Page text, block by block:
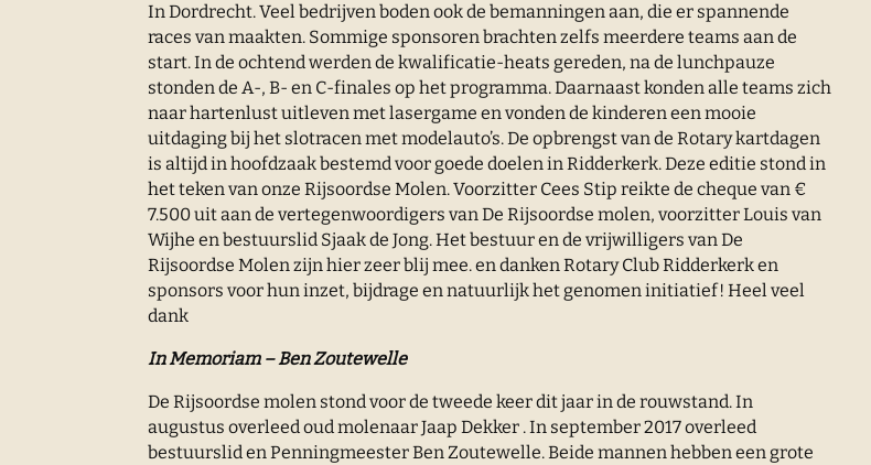
In Dordrecht. Veel bedrijven boden ook de bemanningen aan, die er spannende
races van maakten. Sommige sponsoren brachten zelfs meerdere teams aan de
start. In de ochtend werden de kwalificatie-heats gereden, na de lunchpauze
stonden de A-, B- en C-finales op het programma. Daarnaast konden alle teams zich
naar hartenlust uitleven met lasergame en vonden de kinderen een mooie
uitdaging bij het slotracen met modelauto’s. De opbrengst van de Rotary kartdagen
is altijd in hoofdzaak bestemd voor goede doelen in Ridderkerk. Deze editie stond in
het teken van onze Rijsoordse Molen. Voorzitter Cees Stip reikte de cheque van €
7.500 uit aan de vertegenwoordigers van De Rijsoordse molen, voorzitter Louis van
Wijhe en bestuurslid Sjaak de Jong. Het bestuur en de vrijwilligers van De
Rijsoordse Molen zijn hier zeer blij mee. en danken Rotary Club Ridderkerk en
sponsors voor hun inzet, bijdrage en natuurlijk het genomen initiatief! Heel veel
dank
In Memoriam – Ben Zoutewelle
De Rijsoordse molen stond voor de tweede keer dit jaar in de rouwstand. In
augustus overleed oud molenaar Jaap Dekker . In september 2017 overleed
bestuurslid en Penningmeester Ben Zoutewelle. Beide mannen hebben een grote